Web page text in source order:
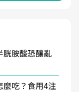
胱胺酸恐釀亂
麼吃？食用4注